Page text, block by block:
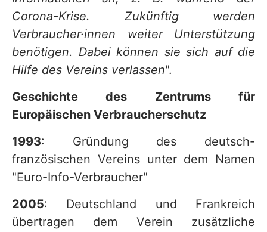
Corona-Krise. Zukünftig werden
Verbraucher·innen weiter Unterstützung
benötigen. Dabei können sie sich auf die
Hilfe des Vereins verlassen".
Geschichte des Zentrums für
Europäischen Verbraucherschutz
1993: Gründung des deutsch-
französischen Vereins unter dem Namen
"Euro-Info-Verbraucher"
2005: Deutschland und Frankreich
übertragen dem Verein zusätzliche